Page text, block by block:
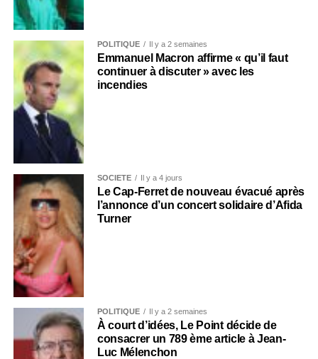
POLITIQUE Il y a 2 semaines
Emmanuel Macron affirme « qu’il faut
continuer à discuter » avec les
incendies
SOCIÉTÉ Il y a 4 jours
Le Cap-Ferret de nouveau évacué après
l’annonce d’un concert solidaire d’Afida
Turner
POLITIQUE Il y a 2 semaines
À court d’idées, Le Point décide de
consacrer un 789 ème article à Jean-
Luc Mélenchon